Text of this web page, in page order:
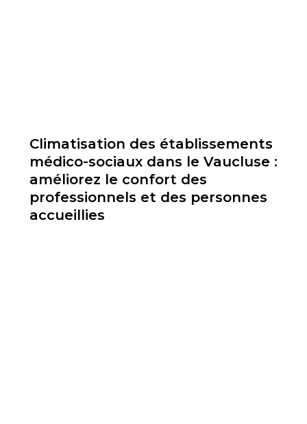
Climatisation des établissements
médico-sociaux dans le Vaucluse :
améliorez le confort des
professionnels et des personnes
accueillies